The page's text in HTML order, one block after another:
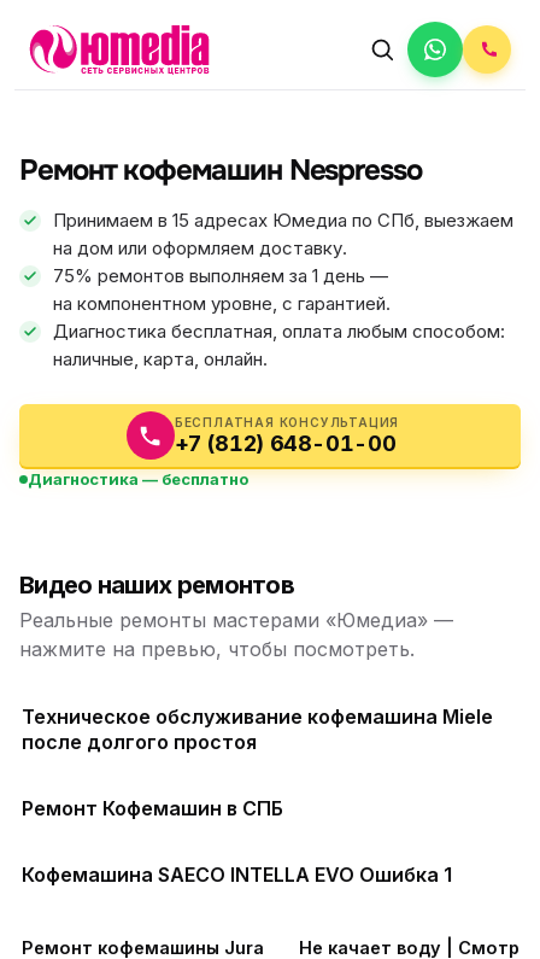
Ремонт кофемашин Nespresso
Принимаем в 15 адресах Юмедиа по СПб, выезжаем
на дом или оформляем доставку.
75% ремонтов выполняем за 1 день —
на компонентном уровне, с гарантией.
Диагностика бесплатная, оплата любым способом:
наличные, карта, онлайн.
БЕСПЛАТНАЯ КОНСУЛЬТАЦИЯ
+7 (812) 648-01-00
Диагностика — бесплатно
ФИКС ЦЕНА
АВТОРИЗОВАННЫЙ СЕРВИС
Видео наших ремонтов
Реальные ремонты мастерами «Юмедиа» —
нажмите на превью, чтобы посмотреть.
Техническое обслуживание кофемашина Miele
после долгого простоя
Ремонт Кофемашин в СПБ
Кофемашина SAECO INTELLA EVO Ошибка 1
Ремонт кофемашины Jura
Не качает воду |